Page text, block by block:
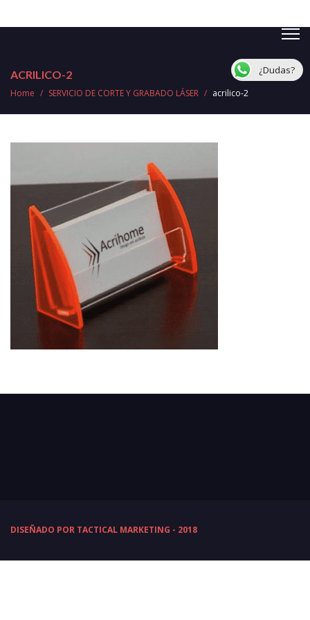
ACRILICO-2
Home / SERVICIO DE CORTE Y GRABADO LÁSER / acrilico-2
DISEÑADO POR TACTICAL MARKETING - 2018
¿Dudas?